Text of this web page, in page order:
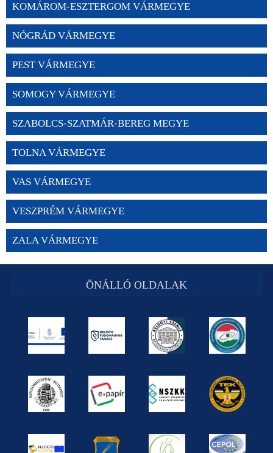
KOMÁROM-ESZTERGOM VÁRMEGYE
NÓGRÁD VÁRMEGYE
PEST VÁRMEGYE
SOMOGY VÁRMEGYE
SZABOLCS-SZATMÁR-BEREG MEGYE
TOLNA VÁRMEGYE
VAS VÁRMEGYE
VESZPRÉM VÁRMEGYE
ZALA VÁRMEGYE
ÖNÁLLÓ OLDALAK